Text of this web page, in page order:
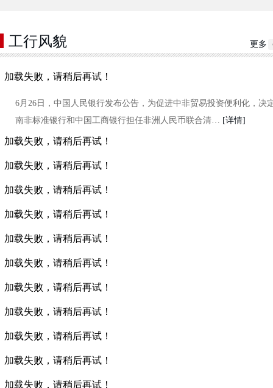
工行风貌 更多
加载失败，请稍后再试！
6月26日，中国人民银行发布公告，为促进中非贸易投资便利化，决
南非标准银行和中国工商银行担任非洲人民币联合清… [详情]
加载失败，请稍后再试！
加载失败，请稍后再试！
加载失败，请稍后再试！
加载失败，请稍后再试！
加载失败，请稍后再试！
加载失败，请稍后再试！
加载失败，请稍后再试！
加载失败，请稍后再试！
加载失败，请稍后再试！
加载失败，请稍后再试！
加载失败，请稍后再试！